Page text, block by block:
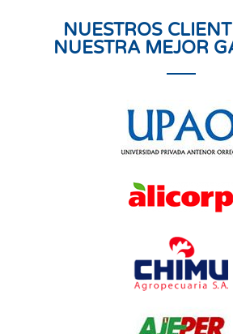
NUESTROS
NUESTRA MEJOR